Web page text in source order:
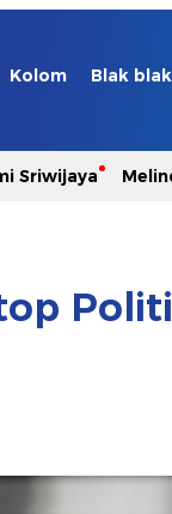
Kolom Blak
Sriwijaya